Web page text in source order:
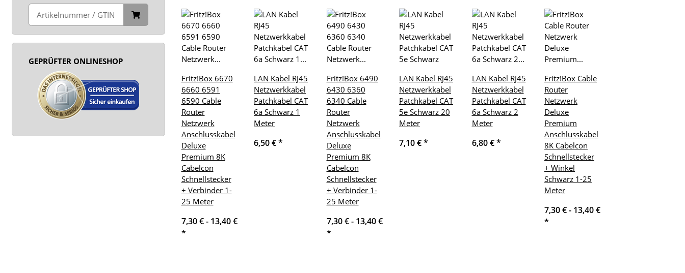
Fritz!Box 6670
6660 6591
6590 Cable
Router
Netzwerk
Anschlusskabel
Deluxe
Premium 8K
Cabelcon
Schnellstecker
+ Verbinder 1-
25 Meter
7,30 € - 13,40 €
*
LAN Kabel RJ45
Netzwerkkabel
Patchkabel CAT
6a Schwarz 1
Meter
6,50 €*
Fritz!Box 6490
6430 6360
6340 Cable
Router
Netzwerk
Anschlusskabel
Deluxe
Premium 8K
Cabelcon
Schnellstecker
+ Verbinder 1-
25 Meter
7,30 € - 13,40 €
*
LAN Kabel RJ45
Netzwerkkabel
Patchkabel CAT
5e Schwarz 20
Meter
7,10 €*
LAN Kabel RJ45
Netzwerkkabel
Patchkabel CAT
6a Schwarz 2
Meter
6,80 €*
Fritz!Box Cable
Router
Netzwerk
Deluxe
Premium
Anschlusskabel
8K Cabelcon
Schnellstecker
+ Winkel
Schwarz 1-25
Meter
7,30 € - 13,40 €
*
GEPRÜFTER ONLINESHOP